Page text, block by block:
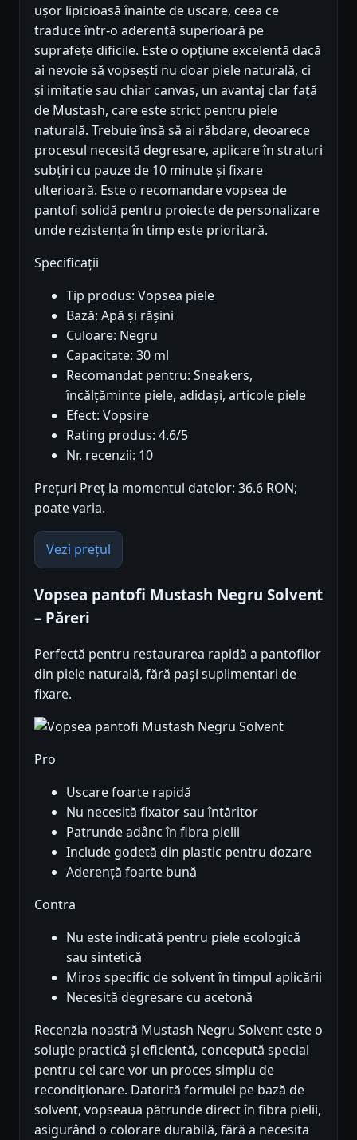
ușor lipicioasă înainte de uscare, ceea ce
traduce într-o aderență superioară pe
suprafețe dificile. Este o opțiune excelentă dacă
ai nevoie să vopsești nu doar piele naturală, ci
și imitație sau chiar canvas, un avantaj clar față
de Mustash, care este strict pentru piele
naturală. Trebuie însă să ai răbdare, deoarece
procesul necesită degresare, aplicare în straturi
subțiri cu pauze de 10 minute și fixare
ulterioară. Este o recomandare vopsea de
pantofi solidă pentru proiecte de personalizare
unde rezistența în timp este prioritară.
Specificații
Tip produs: Vopsea piele
Bază: Apă și rășini
Culoare: Negru
Capacitate: 30 ml
Recomandat pentru: Sneakers,
încălțăminte piele, adidași, articole piele
Efect: Vopsire
Rating produs: 4.6/5
Nr. recenzii: 10
Prețuri Preț la momentul datelor: 36.6 RON;
poate varia.
Vezi prețul
Vopsea pantofi Mustash Negru Solvent
– Păreri
Perfectă pentru restaurarea rapidă a pantofilor
din piele naturală, fără pași suplimentari de
fixare.
Pro
Uscare foarte rapidă
Nu necesită fixator sau întăritor
Patrunde adânc în fibra pielii
Include godetă din plastic pentru dozare
Aderență foarte bună
Contra
Nu este indicată pentru piele ecologică
sau sintetică
Miros specific de solvent în timpul aplicării
Necesită degresare cu acetonă
Recenzia noastră Mustash Negru Solvent este o
soluție practică și eficientă, concepută special
pentru cei care vor un proces simplu de
recondiționare. Datorită formulei pe bază de
solvent, vopseaua pătrunde direct în fibra pielii,
asigurând o colorare durabilă, fără a necesita